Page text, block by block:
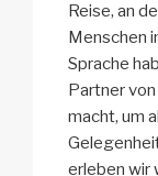
Reise, an
Menschen
Sprache
Partner
macht, um
erleben wir